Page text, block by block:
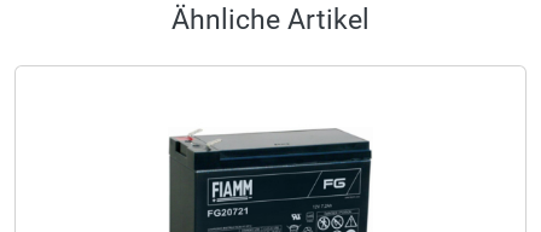
Ähnliche Artikel